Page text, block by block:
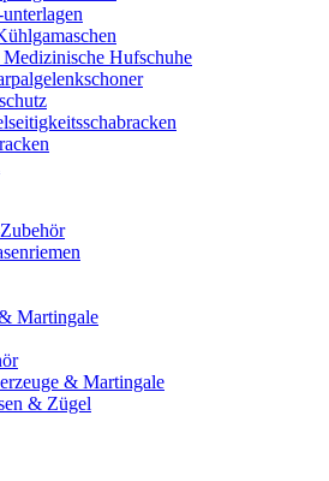
Hufschuhe
Martingale
& Martingale
& Zügel